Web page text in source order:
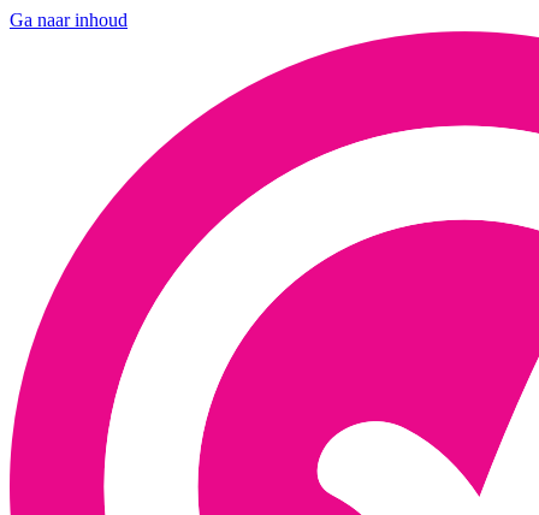
Ga naar inhoud